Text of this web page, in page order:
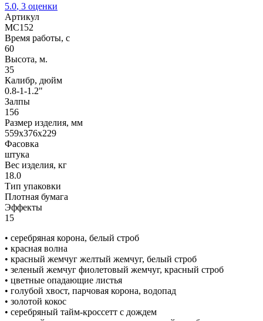
5.0, 3 оценки
Артикул
MC152
Время работы, с
60
Высота, м.
35
Калибр, дюйм
0.8-1-1.2"
Залпы
156
Размер изделия, мм
559х376х229
Фасовка
штука
Вес изделия, кг
18.0
Тип упаковки
Плотная бумага
Эффекты
15
• серебряная корона, белый строб
• красная волна
• красный жемчуг желтый жемчуг, белый строб
• зеленый жемчуг фиолетовый жемчуг, красный строб
• цветные опадающие листья
• голубой хвост, парчовая корона, водопад
• золотой кокос
• серебряный тайм-кроссетт с дождем